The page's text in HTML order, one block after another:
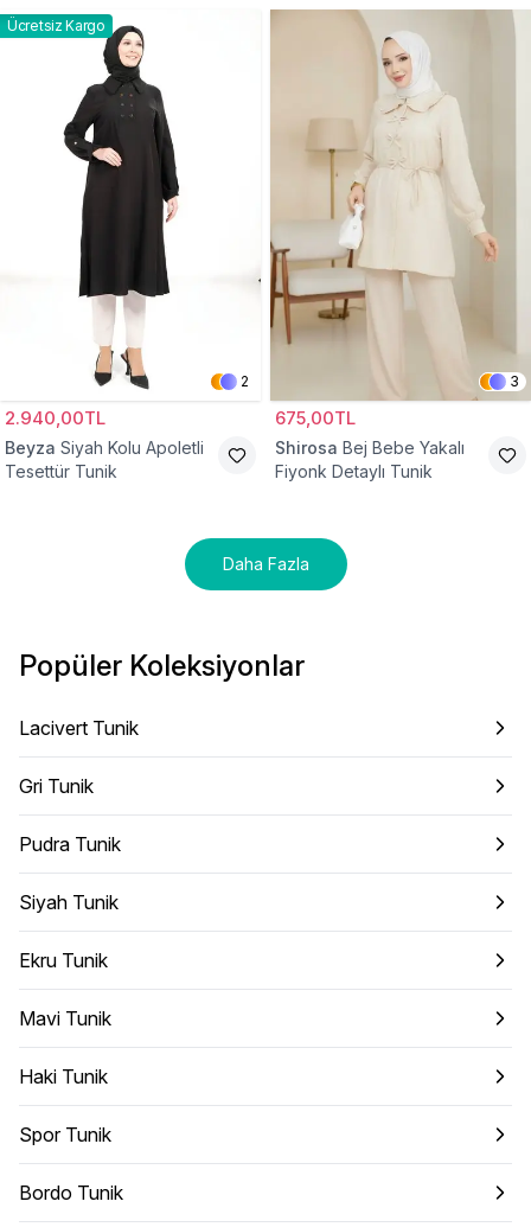
Ücretsiz Kargo
2
2.940,00TL
Beyza Siyah Kolu Apoletli
Tesettür Tunik
3
675,00TL
Shirosa Bej Bebe Yakalı
Fiyonk Detaylı Tunik
Daha Fazla
Popüler Koleksiyonlar
Lacivert Tunik
Gri Tunik
Pudra Tunik
Siyah Tunik
Ekru Tunik
Mavi Tunik
Haki Tunik
Spor Tunik
Bordo Tunik